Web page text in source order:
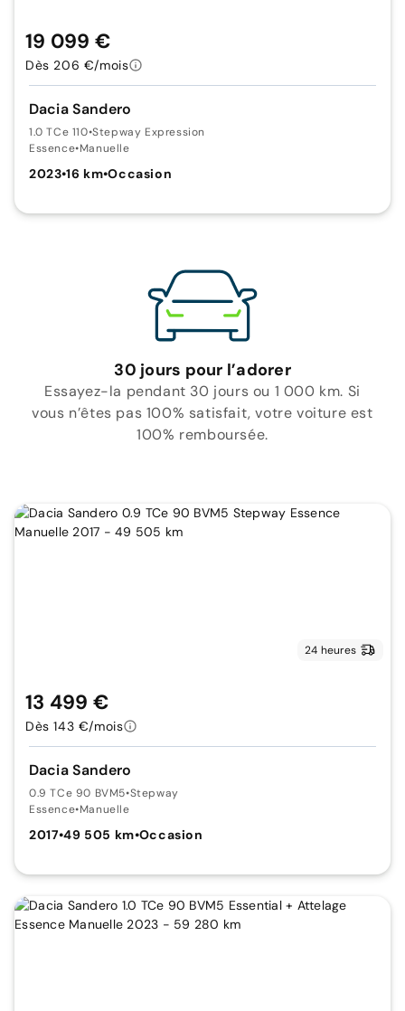
Dacia Sandero
1.0 TCe 110•Stepway Expression
Essence•Manuelle
2023•16 km•Occasion
19 099 €
Dès 206 €/mois
30 jours pour l’adorer
Essayez-la pendant 30 jours ou 1 000 km. Si
vous n’êtes pas 100% satisfait, votre voiture est
100% remboursée.
24 heures
Dacia Sandero
0.9 TCe 90 BVM5•Stepway
Essence•Manuelle
2017•49 505 km•Occasion
13 499 €
Dès 143 €/mois